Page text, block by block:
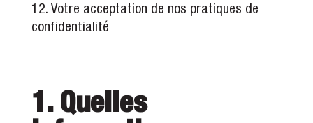
Votre acceptation de nos pratiques de
confidentialité
1. Quelles